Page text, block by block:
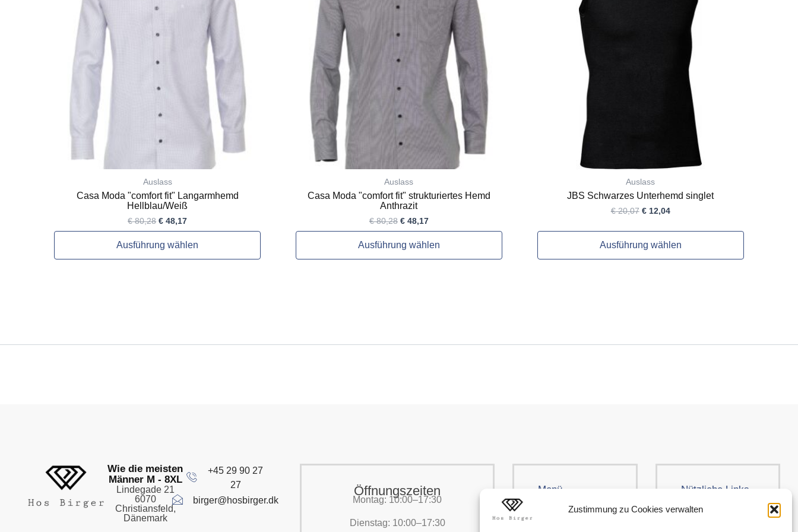
Zustimmung zu Cookies verwalten
Auslass
Casa Moda "comfort fit" Langarmhemd
Hellblau/Weiß
€80,28 € 48,17
Ausführung wählen
Varianten
können
Produktseite
Auslass
Casa Moda "comfort fit" strukturiertes Hemd
Anthrazit
€80,28 €48,17
Ausführung wählen
Varianten
Optionen
können
Produktseite
gewählt
werden
Auslass
JBS Schwarzes Unterhemd singlet
€20,07 €12,04
Ausführung wählen
Wie die meisten
Männer M - 8XL
Lindegade 21
6070
Christiansfeld,
Dänemark
+45 29 90 27
27
birger@hosbirger.dk
Öffnungszeiten
Montag: 10:00–17:30
Dienstag: 10:00–17:30
Menü Nützliche Links